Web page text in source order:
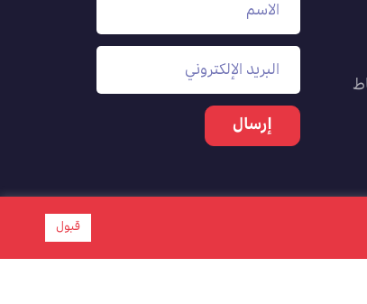
قبول